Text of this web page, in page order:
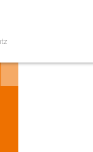
Funktion der